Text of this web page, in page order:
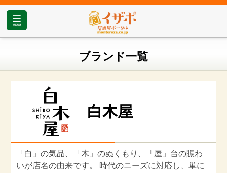
ブランド一覧
白木屋
「白」の気品、「木」のぬくもり、「屋」台の賑わ
いが店名の由来です。 時代のニーズに対応し、単に